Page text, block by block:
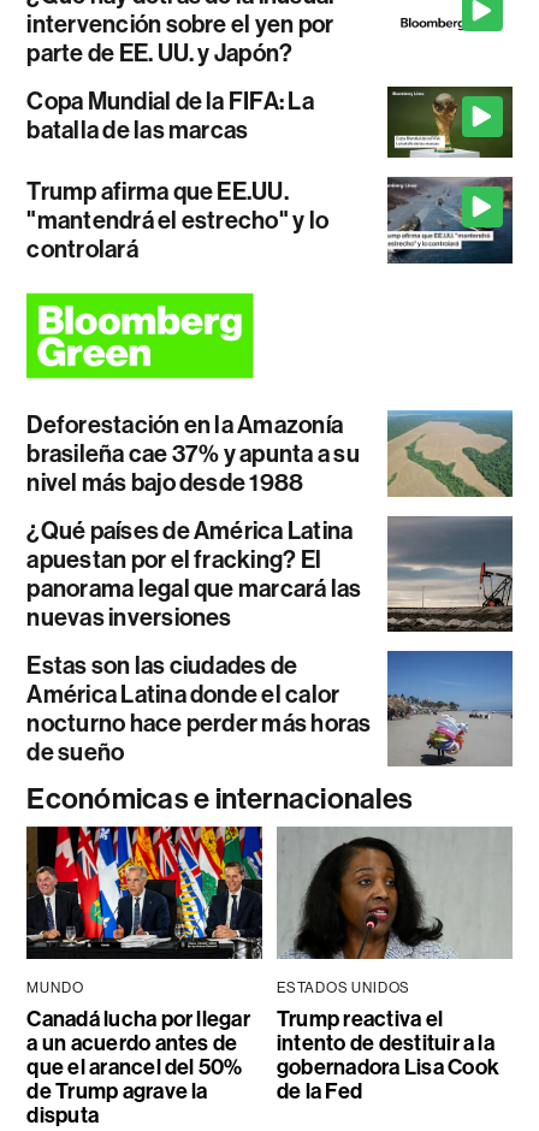
intervención sobre el yen por
parte de EE. UU. y Japón?
Copa Mundial de la FIFA: La
batalla de las marcas
Trump afirma que EE.UU.
"mantendrá el estrecho" y lo
controlará
Deforestación en la Amazonía
brasileña cae 37% y apunta a su
nivel más bajo desde 1988
¿Qué países de América Latina
apuestan por el fracking? El
panorama legal que marcará las
nuevas inversiones
Estas son las ciudades de
América Latina donde el calor
nocturno hace perder más horas
de sueño
Económicas e internacionales
MUNDO
Canadá lucha por llegar
a un acuerdo antes de
que el arancel del 50%
de Trump agrave la
disputa
ESTADOS UNIDOS
Trump reactiva el
intento de destituir a la
gobernadora Lisa Cook
de la Fed